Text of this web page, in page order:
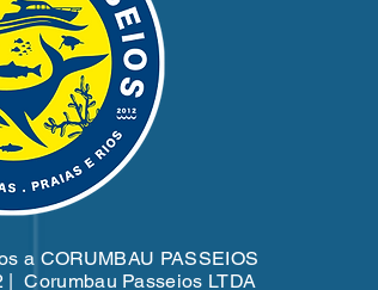
a CORUMBAU PASSEIOS
Corumbau Passeios LTDA